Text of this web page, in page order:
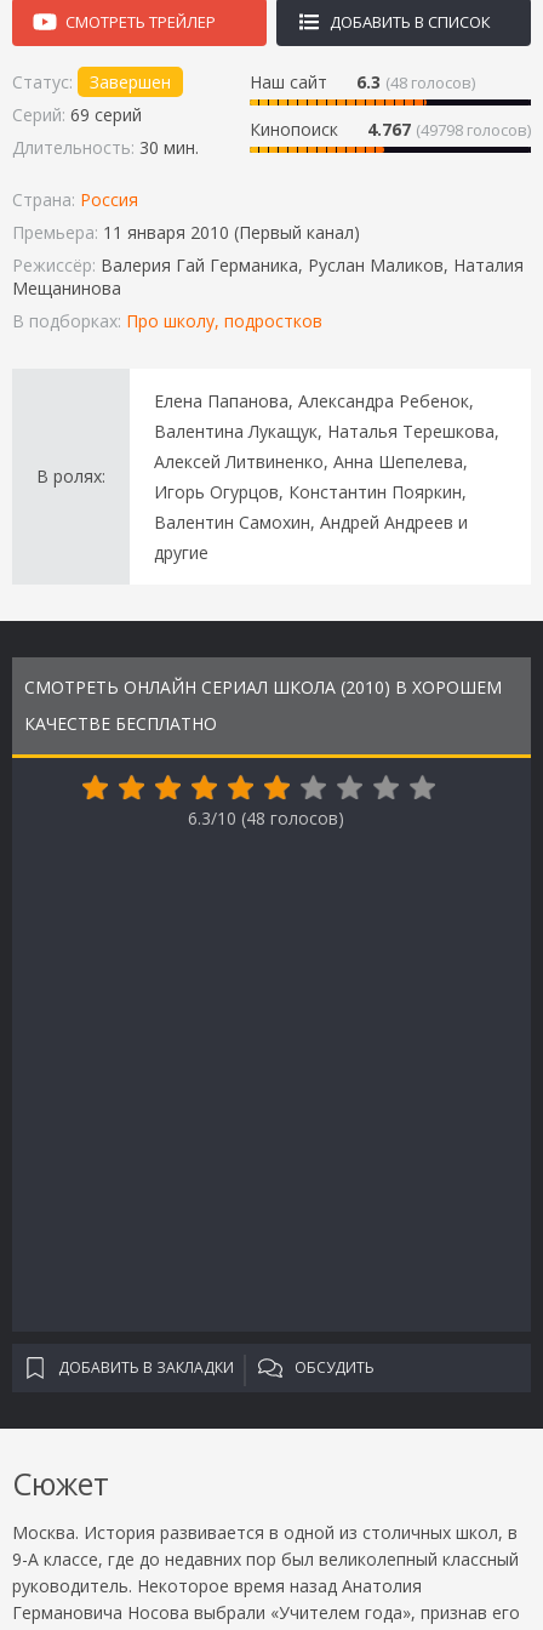
СМОТРЕТЬ ТРЕЙЛЕР ДОБАВИТЬ В СПИСОК
Наш сайт 6.3 (48 голосов)
Кинопоиск 4.767 (49798 голосов)
Статус:
Завершен
Серий: 69 серий
Длительность: 30 мин.
Страна: Россия
Премьера: 11 января 2010 (Первый канал)
Режиссёр: Валерия Гай Германика, Руслан Маликов, Наталия
Мещанинова
В подборках: Про школу, подростков
В ролях:
Елена Папанова, Александра Ребенок,
Валентина Лукащук, Наталья Терешкова,
Алексей Литвиненко, Анна Шепелева,
Игорь Огурцов, Константин Пояркин,
Валентин Самохин, Андрей Андреев и
другие
СМОТРЕТЬ ОНЛАЙН СЕРИАЛ ШКОЛА (2010) В ХОРОШЕМ
КАЧЕСТВЕ БЕСПЛАТНО
6.3/10 (48 голосов)
ДОБАВИТЬ В ЗАКЛАДКИ ОБСУДИТЬ
Сюжет
Москва. История развивается в одной из столичных школ, в
9-А классе, где до недавних пор был великолепный классный
руководитель. Некоторое время назад Анатолия
Германовича Носова выбрали «Учителем года», признав его